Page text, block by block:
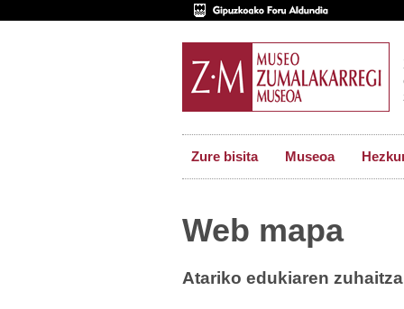
Zure bisita Museoa
Web mapa
Atariko edukiaren